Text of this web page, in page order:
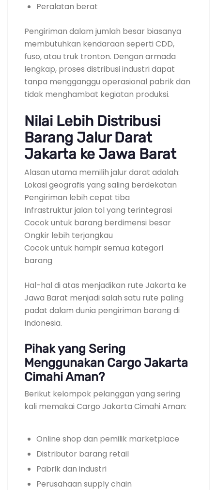
Peralatan berat
Pengiriman dalam jumlah besar biasanya
membutuhkan kendaraan seperti CDD,
fuso, atau truk tronton. Dengan armada
lengkap, proses distribusi industri dapat
tanpa mengganggu operasional pabrik dan
tidak menghambat kegiatan produksi.
Nilai Lebih Distribusi
Barang Jalur Darat
Jakarta ke Jawa Barat
Alasan utama memilih jalur darat adalah:
Lokasi geografis yang saling berdekatan
Pengiriman lebih cepat tiba
Infrastruktur jalan tol yang terintegrasi
Cocok untuk barang berdimensi besar
Ongkir lebih terjangkau
Cocok untuk hampir semua kategori
barang
Hal-hal di atas menjadikan rute Jakarta ke
Jawa Barat menjadi salah satu rute paling
padat dalam dunia pengiriman barang di
Indonesia.
Pihak yang Sering
Menggunakan Cargo Jakarta
Cimahi Aman?
Berikut kelompok pelanggan yang sering
kali memakai Cargo Jakarta Cimahi Aman:
Online shop dan pemilik marketplace
Distributor barang retail
Pabrik dan industri
Perusahaan supply chain